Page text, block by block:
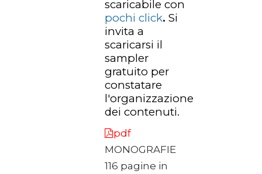
scaricabile con
pochi click. Si
invita a
scaricarsi il
sampler
gratuito per
constatare
l'organizzazione
dei contenuti.
pdf
MONOGRAFIE
116 pagine in